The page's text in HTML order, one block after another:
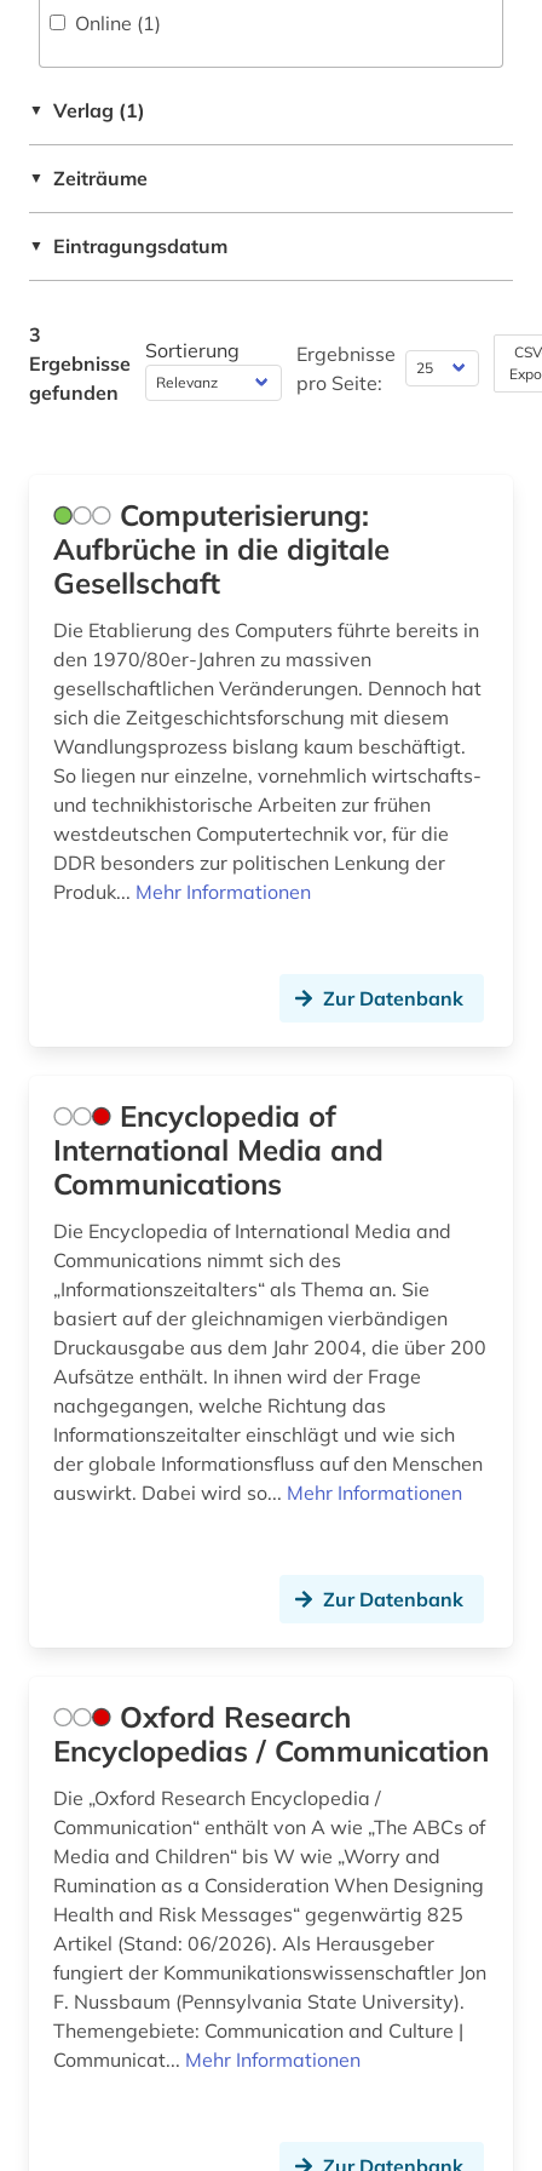
Romanistik (0)
Sport (0)
Werkstoffwissenschaften und
Fertigungstechnik (0)
Museumswesen (0)
Online (1)
▼ Verlag (1)
▼ Zeiträume
▼ Eintragungsdatum
3
Ergebnisse
gefunden
Sortierung
Ergebnisse
pro Seite:
Computerisierung:
Aufbrüche in die digitale
Gesellschaft
Die Etablierung des Computers führte bereits in
den 1970/80er-Jahren zu massiven
gesellschaftlichen Veränderungen. Dennoch hat
sich die Zeitgeschichtsforschung mit diesem
Wandlungsprozess bislang kaum beschäftigt.
So liegen nur einzelne, vornehmlich wirtschafts-
und technikhistorische Arbeiten zur frühen
westdeutschen Computertechnik vor, für die
DDR besonders zur politischen Lenkung der
Produk... Mehr Informationen
Zur Datenbank
Encyclopedia of
International Media and
Communications
Die Encyclopedia of International Media and
Communications nimmt sich des
„Informationszeitalters“ als Thema an. Sie
basiert auf der gleichnamigen vierbändigen
Druckausgabe aus dem Jahr 2004, die über 200
Aufsätze enthält. In ihnen wird der Frage
nachgegangen, welche Richtung das
Informationszeitalter einschlägt und wie sich
der globale Informationsfluss auf den Menschen
auswirkt. Dabei wird so... Mehr Informationen
Zur Datenbank
Oxford Research
Encyclopedias / Communication
Die „Oxford Research Encyclopedia /
Communication“ enthält von A wie „The ABCs of
Media and Children“ bis W wie „Worry and
Rumination as a Consideration When Designing
Health and Risk Messages“ gegenwärtig 825
Artikel (Stand: 06/2026). Als Herausgeber
fungiert der Kommunikationswissenschaftler Jon
F. Nussbaum (Pennsylvania State University).
Themengebiete: Communication and Culture |
Communicat... Mehr Informationen
Zur Datenbank